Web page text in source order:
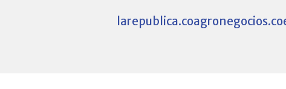
larepublica.coagronegocios.co